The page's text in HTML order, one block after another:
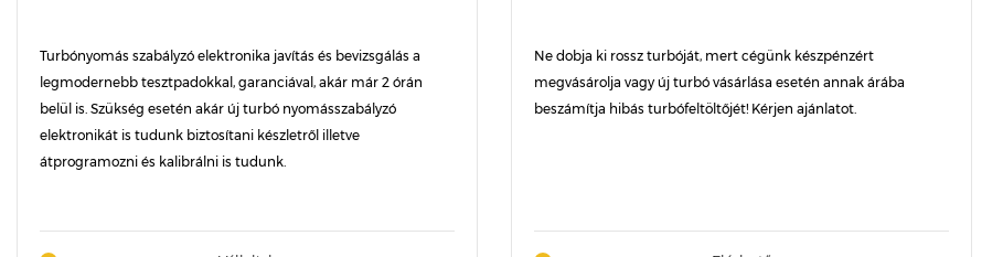
Turbónyomás szabályzó elektronika javítás és bevizsgálás a
legmodernebb tesztpadokkal, garanciával, akár már 2 órán
belül is. Szükség esetén akár új turbó nyomásszabályzó
elektronikát is tudunk biztosítani készletről illetve
átprogramozni és kalibrálni is tudunk.
Ne dobja ki rossz turbóját, mert cégünk készpénzért
megvásárolja vagy új turbó vásárlása esetén annak árába
beszámítja hibás turbófeltöltőjét! Kérjen ajánlatot.